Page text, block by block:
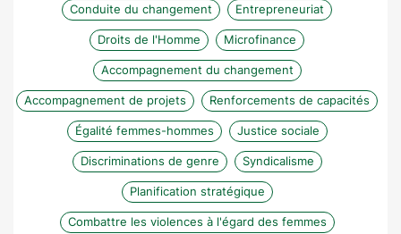
Conduite du changement Entrepreneuriat
Droits de l'Homme Microfinance
Accompagnement du changement
Accompagnement de projets Renforcements de capacités
Égalité femmes-hommes Justice sociale
Discriminations de genre Syndicalisme
Planification stratégique
Combattre les violences à l'égard des femmes